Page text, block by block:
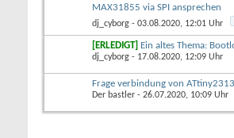
MAX31855 via SPI ansprechen
dj_cyborg - 03.08.2020, 12:01 Uhr
[ERLEDIGT] Ein altes Thema:
dj_cyborg - 17.08.2020, 12:09 Uhr
Frage verbindung von
Der bastler - 26.07.2020, 10:09 Uhr